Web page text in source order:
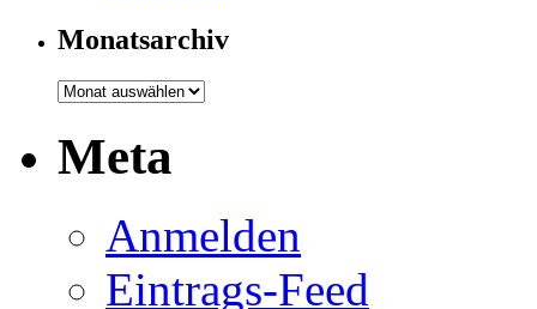
Monatsarchiv
Monatsarchiv
Meta
Anmelden
Eintrags-Feed